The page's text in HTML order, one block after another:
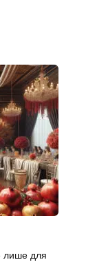
лише для